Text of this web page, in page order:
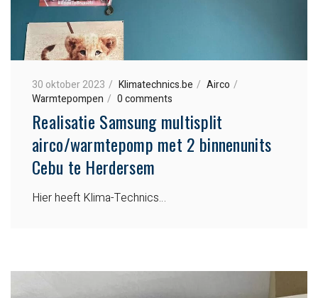
30 oktober 2023 Klimatechnics.be
Airco
Warmtepompen
0 comments
Realisatie Samsung multisplit
airco/warmtepomp met 2 binnenunits
Cebu te Herdersem
Hier heeft Klima-Technics…